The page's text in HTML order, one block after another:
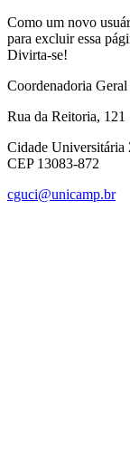
Como um novo
para excluir essa
Divirta-se!
Coordenadoria
Rua da Reitoria, 121
Cidade Universitária
CEP 13083-872
cguci@unicamp.br